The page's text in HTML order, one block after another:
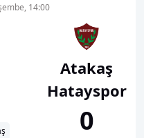
14:00
Atakaş
Hatayspor
0